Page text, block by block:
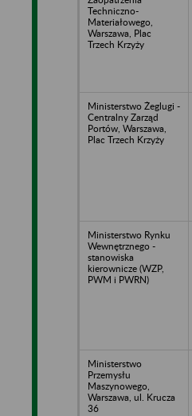
Techniczno-
Materiałowego,
Warszawa, Plac
Trzech Krzyży
Ministerstwo Żeglugi -
Centralny Zarząd
Portów, Warszawa,
Plac Trzech Krzyży
Ministerstwo Rynku
Wewnętrznego -
stanowiska
kierownicze (WZP,
PWM i PWRN)
Ministerstwo
Przemysłu
Maszynowego,
Warszawa, ul. Krucza
36